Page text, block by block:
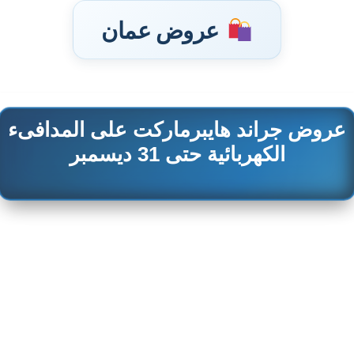
عروض عمان
تخطى
إلى
عروض جراند هايبرماركت على المدافىء
الكهربائية حتى 31 ديسمبر